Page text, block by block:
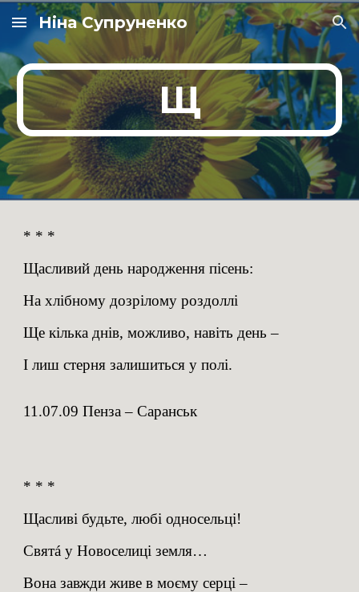
Skip to main content Skip to navigation
Ніна Супруненко
Щ
* * *
Щасливий день народження пісень:
На хлібному дозрілому роздоллі
Ще кілька днів, можливо, навіть день –
І лиш стерня залишиться у полі.
11.07.09 Пенза – Саранськ
* * *
Щасливі будьте, любі односельці!
Святá у Новоселиці земля…
Вона завжди живе в моєму серці –